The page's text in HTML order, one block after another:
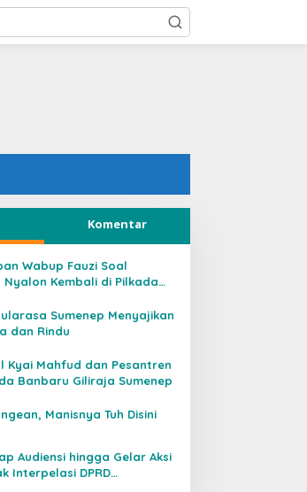
Komentar
Wabup Fauzi Soal
Nyalon Kembali di Pilkada
Sumenep Menyajikan
dan Rindu
Kyai Mahfud dan Pesantren
Banbaru Giliraja Sumenep
Manisnya Tuh Disini
Audiensi hingga Gelar Aksi
Interpelasi DPRD